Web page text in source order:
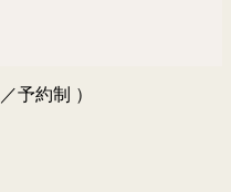
予約制 ）